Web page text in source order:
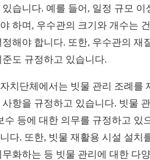
있습니다. 예를 들어, 일정 규모
하며, 우수관의 크기와 개수는
정해야 합니다. 또한, 우수관의 재
준도 규정하고 있습니다.
치단체에서는 빗물 관리 조례를
사항을 규정하고 있습니다. 빗물
수 등에 대한 의무를 규정하고 있
다. 또한, 빗물 재활용 시설 설치
무화하는 등 빗물 관리에 대한 다